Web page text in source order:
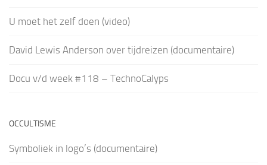
U moet het zelf doen (video)
David Lewis Anderson over tijdreizen (documentaire)
Docu v/d week #118 – TechnoCalyps
OCCULTISME
Symboliek in logo’s (documentaire)